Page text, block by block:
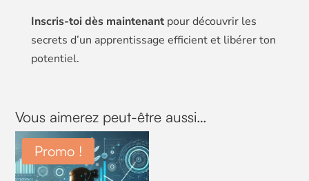
Inscris-toi dès maintenantpour découvrir les
secrets d’un apprentissage efficient et libérer ton
potentiel.
Vous aimerez peut-être aussi…
Promo !